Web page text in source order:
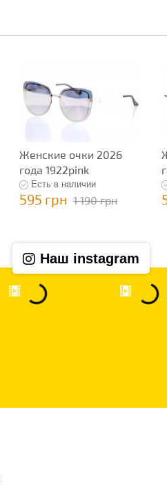
Женские очки 2026
года 1922pink
Есть в наличии
595 грн 1 190 грн
Наш instagram